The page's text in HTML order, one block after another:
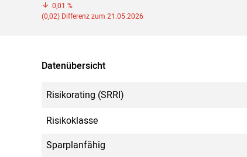
0,01 %
(0,02) Differenz zum 21.05.2026
Datenübersicht
Risikorating (SRRI)
Risikoklasse
Sparplanfähig